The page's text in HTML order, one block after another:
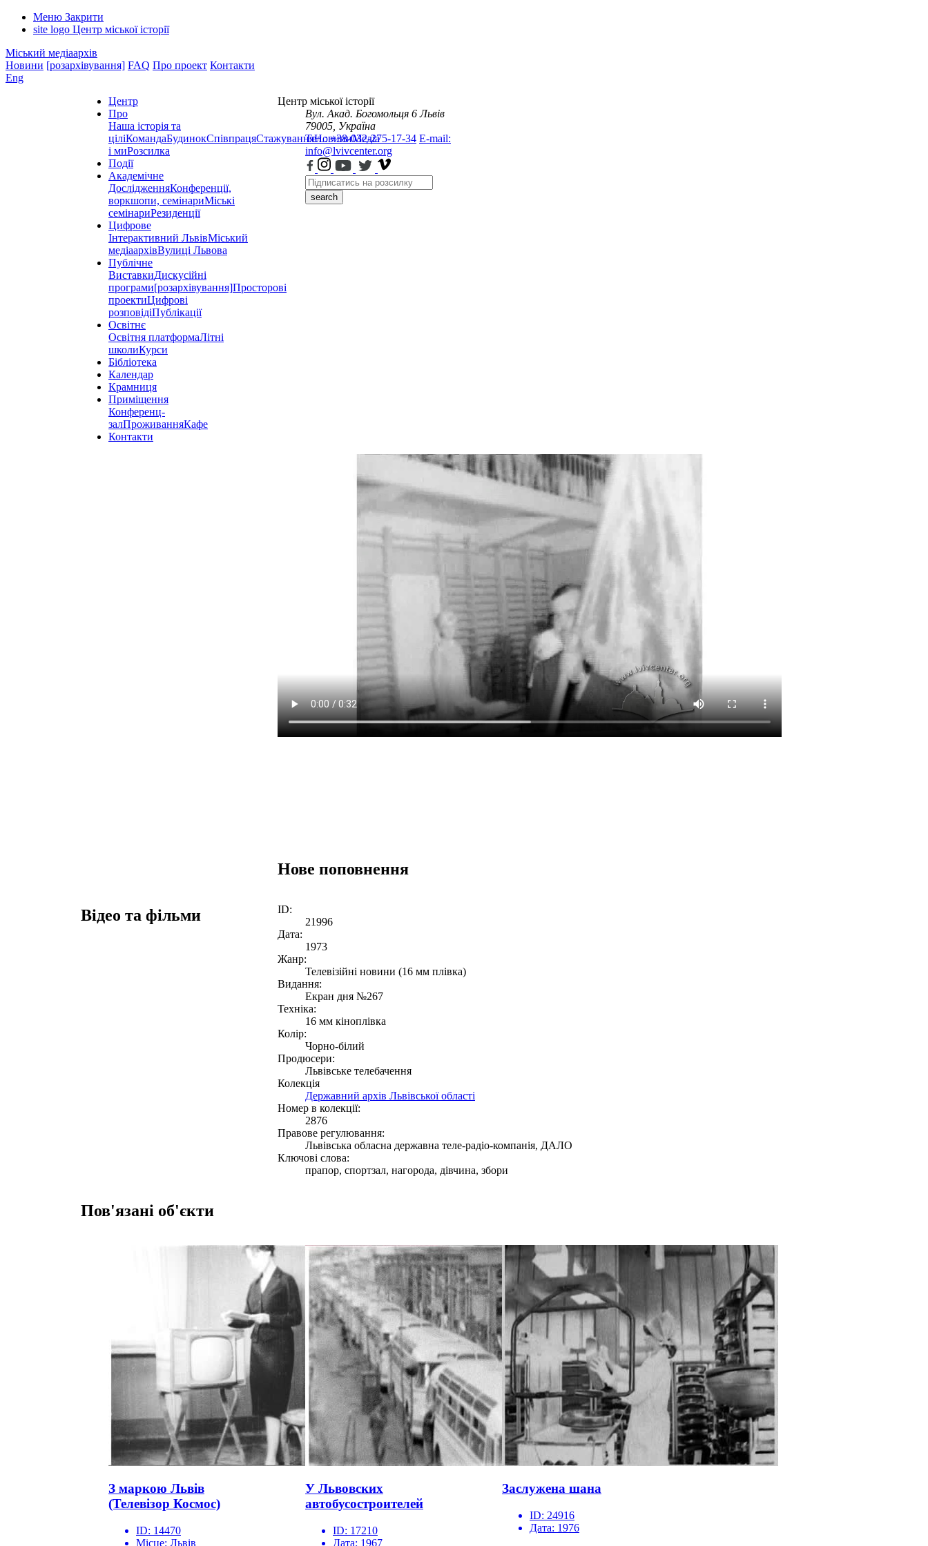
Меню Закрити
site logo Центр міської історії
Міський медіаархів
Новини [розархівування] FAQ Про проект Контакти
Eng
Центр
Про
Наша історія та
ціліКомандаБудинокСпівпрацяСтажуванняНовиниМедіа
і миРозсилка
Події
Академічне
ДослідженняКонференції,
воркшопи, семінариМіські
семінариРезиденції
Цифрове
Інтерактивний ЛьвівМіський
медіаархівВулиці Львова
Публічне
ВиставкиДискусійні
програми[розархівування]Просторові
проектиЦифрові
розповідіПублікації
Освітнє
Освітня платформаЛітні
школиКурси
Бібліотека
Календар
Крамниця
Приміщення
Конференц-
залПроживанняКафе
Контакти
Центр міської історії
Вул. Акад. Богомольця 6 Львів
79005, Україна
Тел.: +38-032-275-17-34 E-mail:
info@lvivcenter.org
search
Нове поповнення
Відео та фільми
ID:
21996
Дата:
1973
Жанр:
Телевізійні новини (16 мм плівка)
Видання:
Екран дня №267
Техніка:
16 мм кіноплівка
Колір:
Чорно-білий
Продюсери:
Львівське телебачення
Колекція
Державний архів Львівської області
Номер в колекції:
2876
Правове регулювання:
Львівська обласна державна теле-радіо-компанія, ДАЛО
Ключові слова:
прапор, спортзал, нагорода, дівчина, збори
Пов'язані об'єкти
З маркою Львів
(Телевізор Космос)
ID: 14470
Місце: Львів
У Львовских
автобусостроителей
ID: 17210
Дата: 1967
Заслужена шана
ID: 24916
Дата: 1976